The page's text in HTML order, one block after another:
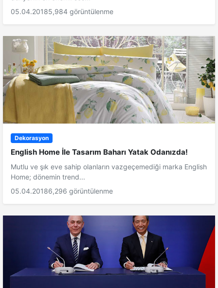
05.04.20185,984 görüntülenme
Dekorasyon
English Home İle Tasarım Baharı Yatak Odanızda!
Mutlu ve şık eve sahip olanların vazgeçemediği marka English
Home; dönemin trend...
05.04.20186,296 görüntülenme